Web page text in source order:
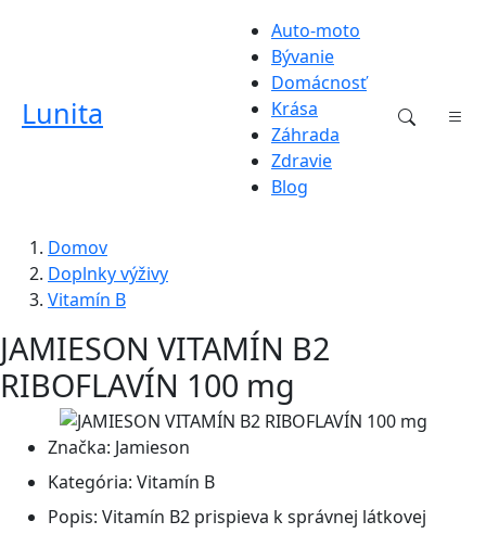
Lunita
Auto-moto
Bývanie
Domácnosť
Krása
Záhrada
Zdravie
Blog
Domov
Doplnky výživy
Vitamín B
JAMIESON VITAMÍN B2
RIBOFLAVÍN 100 mg
Značka: Jamieson
Kategória: Vitamín B
Popis: Vitamín B2 prispieva k správnej látkovej